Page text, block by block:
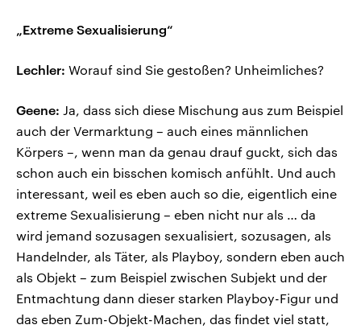
„Extreme Sexualisierung“
Lechler: Worauf sind Sie gestoßen? Unheimliches?
Geene: Ja, dass sich diese Mischung aus zum Beispiel
auch der Vermarktung – auch eines männlichen
Körpers –, wenn man da genau drauf guckt, sich das
schon auch ein bisschen komisch anfühlt. Und auch
interessant, weil es eben auch so die, eigentlich eine
extreme Sexualisierung – eben nicht nur als … da
wird jemand sozusagen sexualisiert, sozusagen, als
Handelnder, als Täter, als Playboy, sondern eben auch
als Objekt – zum Beispiel zwischen Subjekt und der
Entmachtung dann dieser starken Playboy-Figur und
das eben Zum-Objekt-Machen, das findet viel statt,